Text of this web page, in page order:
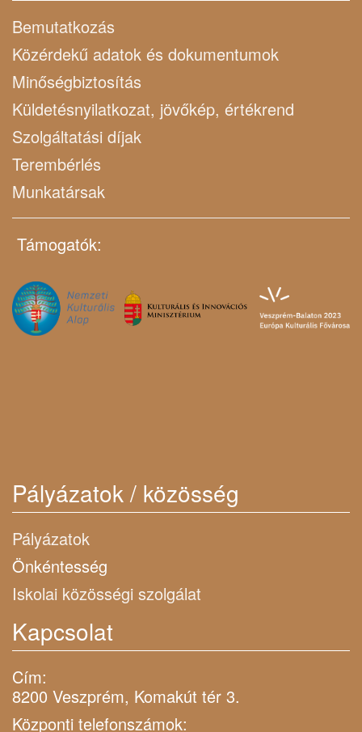
Bemutatkozás
Közérdekű adatok és dokumentumok
Minőségbiztosítás
Küldetésnyilatkozat, jövőkép, értékrend
Szolgáltatási díjak
Terembérlés
Munkatársak
Támogatók:
Pályázatok / közösség
Pályázatok
Önkéntesség
Iskolai közösségi szolgálat
Kapcsolat
Cím:
8200 Veszprém, Komakút tér 3.
Központi telefonszámok: